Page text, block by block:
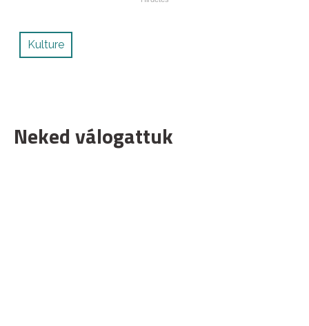
Kulture
Neked válogattuk